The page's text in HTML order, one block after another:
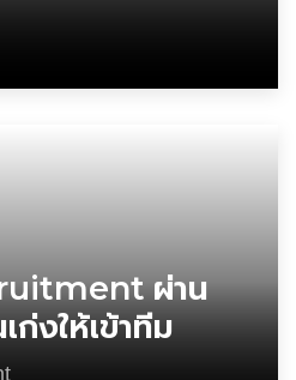
ผ่าน
งให้เข้าทีม